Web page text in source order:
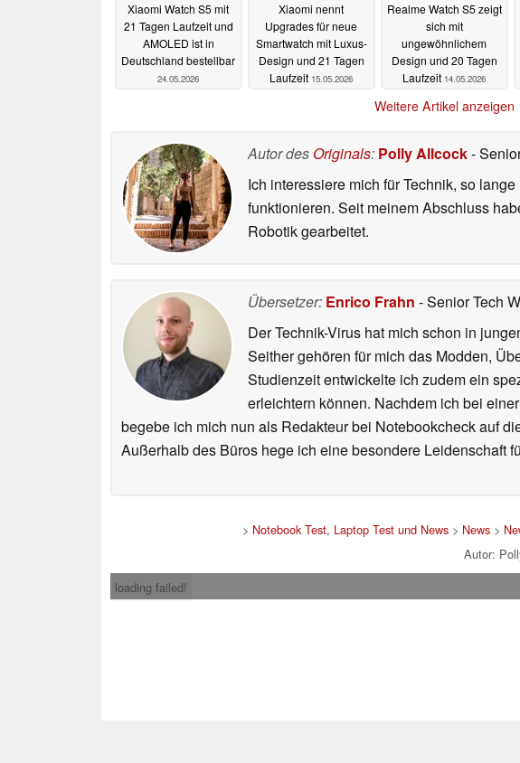
Xiaomi Watch S5 mit
21 Tagen Laufzeit und
AMOLED ist in
Deutschland bestellbar
24.05.2026
Xiaomi nennt
Upgrades für neue
Smartwatch mit Luxus-
Design und 21 Tagen
Laufzeit 15.05.2026
Realme Watch S5 zeigt
sich mit
ungewöhnlichem
Design und 20 Tagen
Laufzeit 14.05.2026
Weitere Artikel anzeigen
Autor des Originals: Polly Allcock-
Ich interessiere mich für Technik, so
funktionieren. Seit meinem Abschluss
Robotik gearbeitet.
Übersetzer: Enrico Frahn - Senior Tech
Der Technik-Virus hat mich schon in
Seither gehören für mich das Modden,
Studienzeit entwickelte ich zudem ein
erleichtern können. Nachdem ich bei
begebe ich mich nun als Redakteur bei Notebookcheck auf
Außerhalb des Büros hege ich eine besondere Leidenschaft
> Notebook Test, Laptop Test und News > News >
Autor:
loading failed!